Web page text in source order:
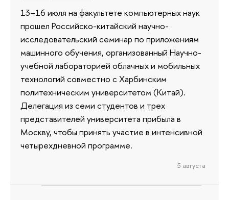
13–16 июля на факультете компьютерных наук
прошел Российско-китайский научно-
исследовательский семинар по приложениям
машинного обучения, организованный Научно-
учебной лабораторией облачных и мобильных
технологий совместно с Харбинским
политехническим университетом (Китай).
Делегация из семи студентов и трех
представителей университета прибыла в
Москву, чтобы принять участие в интенсивной
четырехдневной программе.
5 августа